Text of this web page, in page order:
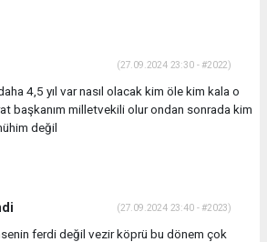
(27.09.2024 23:30 - #2022)
4,5 yıl var nasıl olacak kim öle kim kala o
başkanım milletvekili olur ondan sonrada kim
değil
(27.09.2024 23:40 - #2023)
ferdi değil vezir köprü bu dönem çok